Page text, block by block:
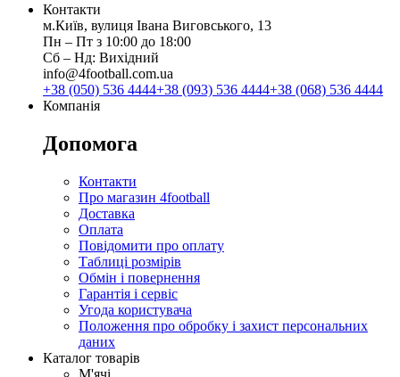
Контакти
м.Київ, вулиця Івана Виговського, 13
Пн ‒ Пт з 10:00 до 18:00
Сб ‒ Нд: Вихідний
info@4football.com.ua
+38 (050) 536 4444+38 (093) 536 4444+38 (068) 536 4444
Компанія
Допомога
Контакти
Про магазин 4football
Доставка
Оплата
Повідомити про оплату
Таблиці розмірів
Обмін і повернення
Гарантія і сервіс
Угода користувача
Положення про обробку і захист персональних
даних
Каталог товарів
М'ячі